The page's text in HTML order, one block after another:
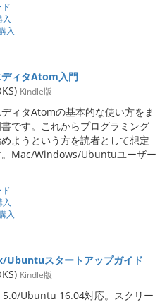
入
ディタAtom入門
Kindle版
ィタAtomの基本的な使い方をま
です。これからプログラミング
ようという方を読者として想定
。Mac/Windows/Ubuntuユーザー
入
スタートアップガイド
Kindle版
Ubuntu 16.04対応。スクリー